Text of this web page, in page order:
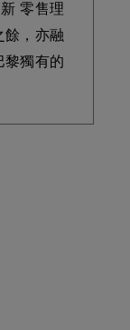
零售理
餘，亦融
黎獨有的